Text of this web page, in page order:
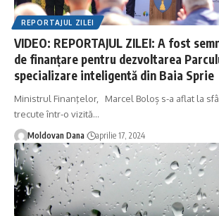
REPORTAJUL ZILEI
VIDEO: REPORTAJUL ZILEI: A fost
de finanțare pentru dezvoltarea
specializare inteligentă din Baia Sprie
Ministrul Finanţelor, Marcel Boloș s-a aflat la
trecute într-o vizită…
Moldovan Dana aprilie 17, 2024